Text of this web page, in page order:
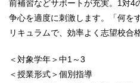
前補習などサポートが充実。1対4
争心を適度に刺激します。「何を
リキュラムで、効率よく志望校合
＜対象学年＞中1～3
＜授業形式＞個別指導